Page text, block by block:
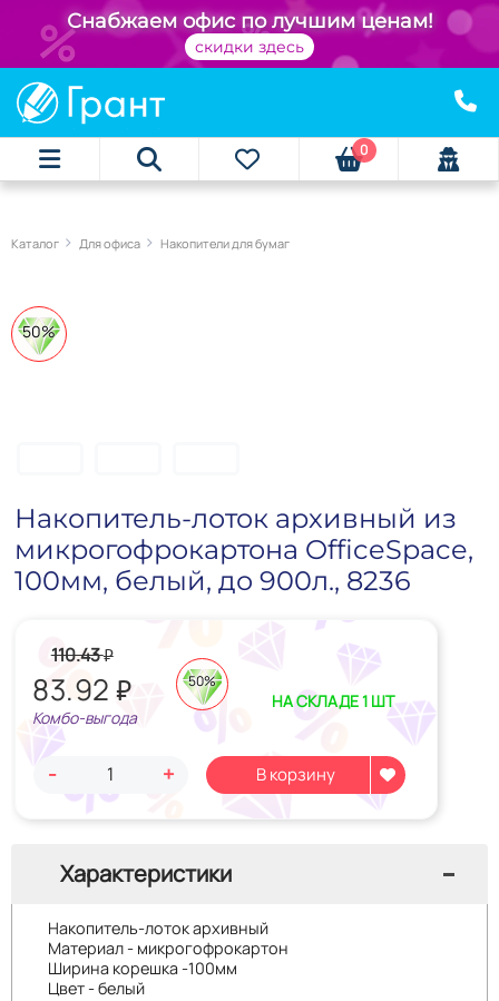
Снабжаем офис по лучшим ценам!
скидки здесь
0
Каталог Для офиса Накопители для бумаг
50%
Накопитель-лоток архивный из
микрогофрокартона OfficeSpace,
100мм, белый, до 900л., 8236
110.43₽
83.92 ₽
Комбо-выгода
50%
НА СКЛАДЕ 1 ШТ
- +
Характеристики
Накопитель-лоток архивный
Материал - микрогофрокартон
Ширина корешка -100мм
Цвет - белый